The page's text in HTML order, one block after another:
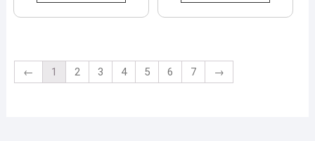
← 1 2 3 4 5 6 7 →